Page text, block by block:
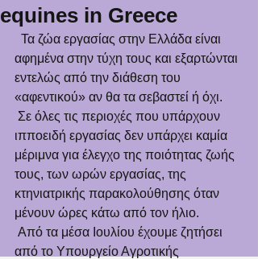
equines in Greece
αφημένα στην τύχη τους και εξαρτώνται
εντελώς από την διάθεση του
«αφεντικού» αν θα τα σεβαστεί ή όχι.
ιπποειδή εργασίας δεν υπάρχει καμία
μέριμνα για έλεγχο της ποιότητας ζωής
τους, των ωρών εργασίας, της
κτηνιατρικής παρακολούθησης όταν
μένουν ώρες κάτω από τον ήλιο.
από το Υπουργείο Αγροτικής